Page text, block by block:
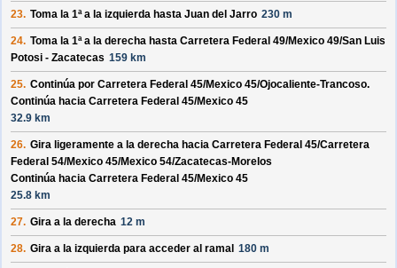
23. Toma la 1ª a la izquierda hasta Juan del Jarro 230 m
24. Toma la 1ª a la derecha hasta Carretera Federal 49/Mexico 49/San Luis
Potosi - Zacatecas 159 km
25. Continúa por Carretera Federal 45/Mexico 45/Ojocaliente-Trancoso.
Continúa hacia Carretera Federal 45/Mexico 45
32.9 km
26. Gira ligeramente a la derecha hacia Carretera Federal 45/Carretera
Federal 54/Mexico 45/Mexico 54/Zacatecas-Morelos
Continúa hacia Carretera Federal 45/Mexico 45
25.8 km
27. Gira a la derecha 12 m
28. Gira a la izquierda para acceder al ramal 180 m